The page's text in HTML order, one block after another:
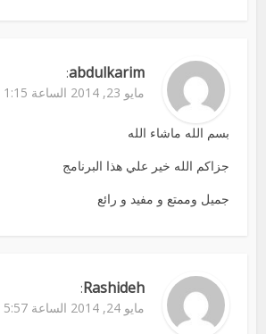
abdulkarim
:
مايو 23, 2014 الساعة 1:15 م
بسم الله ماشاء الله
جزاكم الله خير علي هذا البرنامج
جميل وممتع و مفيد و رائع
Rashideh
:
مايو 24, 2014 الساعة 5:57 م